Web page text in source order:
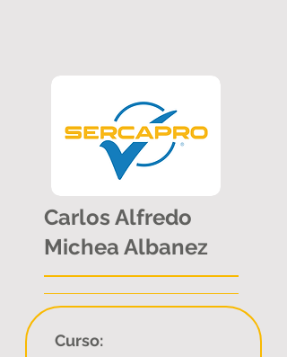
Carlos Alfredo
Michea Albanez
Curso: